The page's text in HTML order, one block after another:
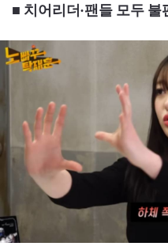
■ 치어리더·팬들 모두 불